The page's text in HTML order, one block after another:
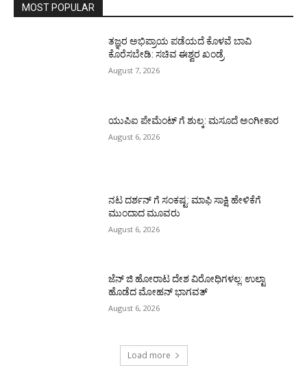
MOST POPULAR
ತಜ್ಞರ ಅಭಿಪ್ರಾಯ ಪಡೆಯದೆ ಕೊಳವೆ ಬಾವಿ
ಕೊರೆಸಬೇಡಿ: ಸಚಿವ ಈಶ್ವರ ಖಂಡ್ರೆ
August 7, 2026
ಯುಪಿಐ ಪೇಮೆಂಟ್ ಗೆ ಶುಲ್ಕ: ಮಸೂದೆ ಅಂಗೀಕಾರ
August 6, 2026
ನಟ ದರ್ಶನ್ ಗೆ ಸಂಕಷ್ಟ: ಮಾಫಿ ಸಾಕ್ಷಿ ಹೇಳಿಕೆಗೆ
ಮುಂದಾದ ಮೂವರು
August 6, 2026
ಜೆನ್ ಜಿ ಹೋರಾಟ ದೇಶ ವಿರೋಧಿಗಳಲ್ಲ: ಉಲ್ಟಾ
ಹೊಡೆದ ಮೋಹನ್ ಭಾಗವತ್
August 6, 2026
Load more